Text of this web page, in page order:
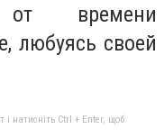
времени
любуясь своей
і натисніть Ctrl + Enter, щоб